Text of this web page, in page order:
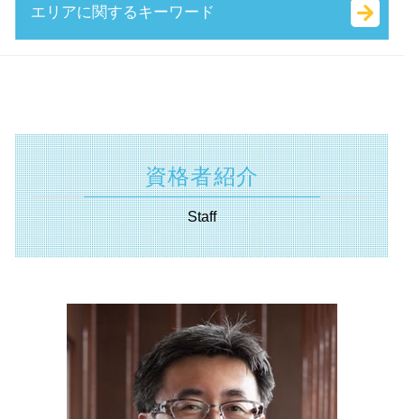
創業 計画書 とは
公的支援 とは
合同 会社 資本金
無限責任 とは
起業 資本金
起業 税金
会社 資本金 とは
合同会社 出資
履歴事項全部証明書 とは
事業再構築補助金 とは
受給資格者創業支援助成金 とは
起業支援 助成金
事業承継補助金 とは
ものづくり補助金 対象
業務改善助成金 とは
株式 譲渡 契約書 とは
m&a 流れ
事業 譲渡 契約書 とは
企業 合併
資本 提携 とは
株式 交換 とは
自社株 評価
株式 移転 とは
業務 提携 とは
事業承継税制 わかりやすく
代襲 相続 とは
遺産分割協議書 とは
限定承認 とは
不動産 登記 住所 変更
相続 放棄 とは
相続税 調査
相続 基礎 控除
抵当権設定 登記
遺言書 無効
相続 範囲
相続税 国税庁
エリアに関するキーワード
資金調達 神奈川県 相談
補助金申請 相模原市 税理士
不動産 神奈川県 相談
事業承継 相模原市 税理士
経営革新等支援機関 横浜市 税理士
不動産 川崎市 税理士
遺言書 横浜市 相談
遺言書 神奈川県 税理士
不動産 静岡県 税理士
遺言書 相模原市 税理士
資格者紹介
Staff